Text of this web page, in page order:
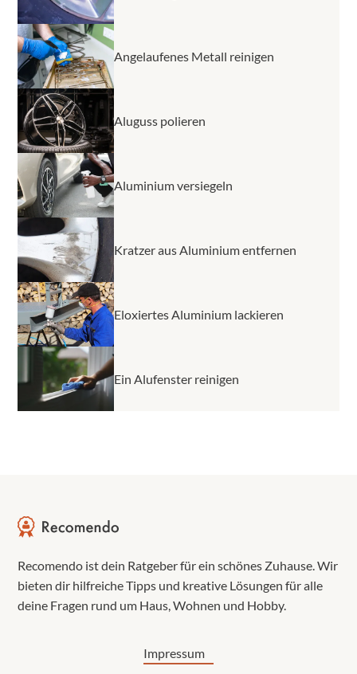
Angelaufenes Metall reinigen
Aluguss polieren
Aluminium versiegeln
Kratzer aus Aluminium entfernen
Eloxiertes Aluminium lackieren
Ein Alufenster reinigen
Recomendo ist dein Ratgeber für ein schönes Zuhause. Wir
bieten dir hilfreiche Tipps und kreative Lösungen für alle
deine Fragen rund um Haus, Wohnen und Hobby.
Impressum